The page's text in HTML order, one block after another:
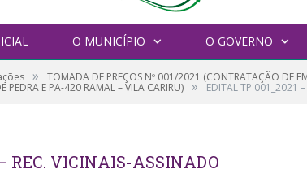
O MUNICÍPIO O GOVERNO
» TOMADA DE PREÇOS Nº 001/2021 (CONTRATAÇÃO DE
PEDRA E PA-420 RAMAL – VILA CARIRU) » EDITAL TP 001_2021
REC. VICINAIS-ASSINADO